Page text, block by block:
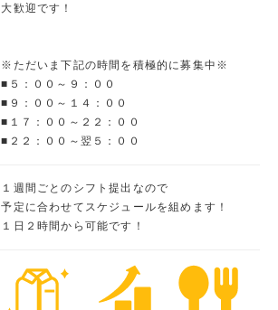
大歓迎です！
※ただいま下記の時間を積極的に募集中※
■５：００～９：００
■９：００～１４：００
■１７：００～２２：００
■２２：００～翌５：００
１週間ごとのシフト提出なので
予定に合わせてスケジュールを組めます！
１日２時間から可能です！